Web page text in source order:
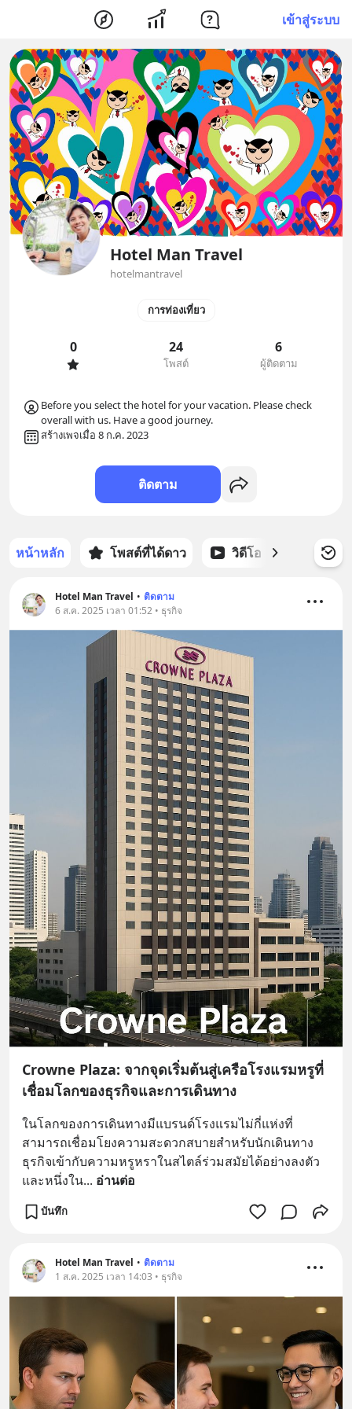
เข้าสู่ระบบ
Hotel Man Travel
hotelmantravel
การท่องเที่ยว
0 24
โพสต์
6
ผู้ติดตาม
Before you select the hotel for your vacation. Please check
overall with us. Have a good journey.
สร้างเพจเมื่อ 8 ก.ค. 2023
ติดตาม
หน้าหลัก โพสต์ที่ได้ดาว วิดีโอ พอดแ
Hotel Man Travel • ติดตาม
6 ส.ค. 2025 เวลา 01:52 • ธุรกิจ
Crowne Plaza: จากจุดเริ่มต้นสู่เครือโรงแรมหรูที่
เชื่อมโลกของธุรกิจและการเดินทาง
ในโลกของการเดินทางมีแบรนด์โรงแรมไม่กี่แห่งที่
สามารถเชื่อมโยงความสะดวกสบายสำหรับนักเดินทาง
ธุรกิจเข้ากับความหรูหราในสไตล์ร่วมสมัยได้อย่างลงตัว
และหนึ่งใน... อ่านต่อ
บันทึก
Hotel Man Travel • ติดตาม
1 ส.ค. 2025 เวลา 14:03 • ธุรกิจ